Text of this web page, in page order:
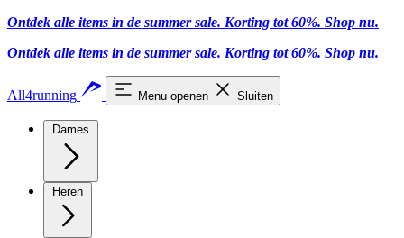
Ontdek alle items in de summer sale. Korting tot 60%. Shop nu.
Ontdek alle items in de summer sale. Korting tot 60%. Shop nu.
All4running Menu openen Sluiten
Dames
Heren